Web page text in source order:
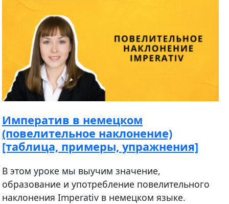
Императив в немецком
(повелительное наклонение)
[таблица, примеры, упражнения]
В этом уроке мы выучим значение,
образование и употребление повелительного
наклонения Imperativ в немецком языке.